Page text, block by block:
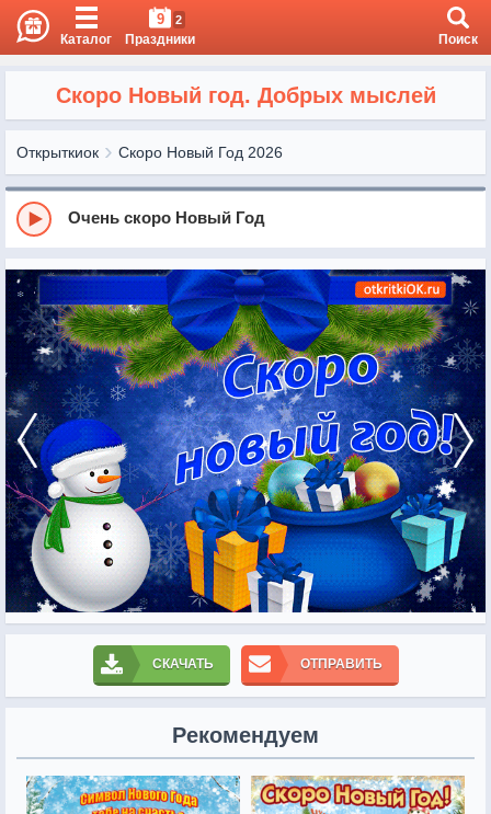
Каталог
9 2
Праздники Поиск
Скоро Новый год. Добрых мыслей
Открыткиок Скоро Новый Год 2026
Очень скоро Новый Год
СКАЧАТЬ ОТПРАВИТЬ
Рекомендуем